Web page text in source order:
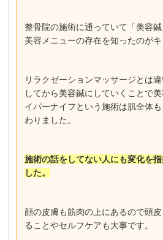
整骨院の施術に通っていて「美容
美容メニューの存在を知ったのがキ
リラクゼーションマッサージとは
してから美容鍼にしていくことで
イパーナイフという施術は肌全体
わりました。
施術の話をしてない人にも変化を
した。
顔の皮膚も筋肉の上にあるので頭
ることやセルフケアも大事です。